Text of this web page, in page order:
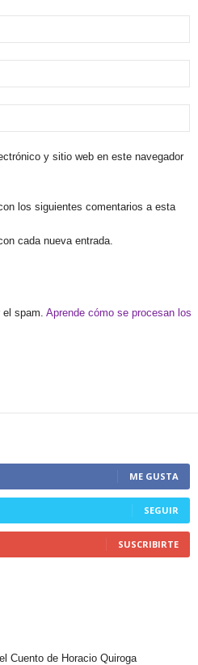
y sitio web en este navegador
los siguientes comentarios a esta
cada nueva entrada.
el spam. Aprende cómo se procesan los
ME GUSTA
SEGUIR
SUSCRIBIRTE
Cuento de Horacio Quiroga